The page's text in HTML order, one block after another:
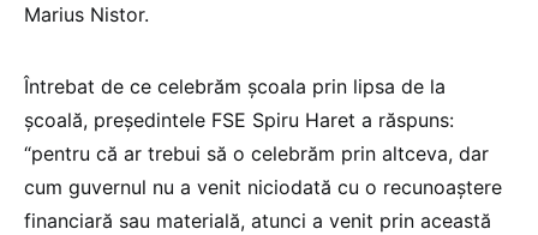
Marius Nistor.
Întrebat de ce celebrăm școala prin lipsa de la
școală, președintele FSE Spiru Haret a răspuns:
“pentru că ar trebui să o celebrăm prin altceva, dar
cum guvernul nu a venit niciodată cu o recunoaștere
financiară sau materială, atunci a venit prin această